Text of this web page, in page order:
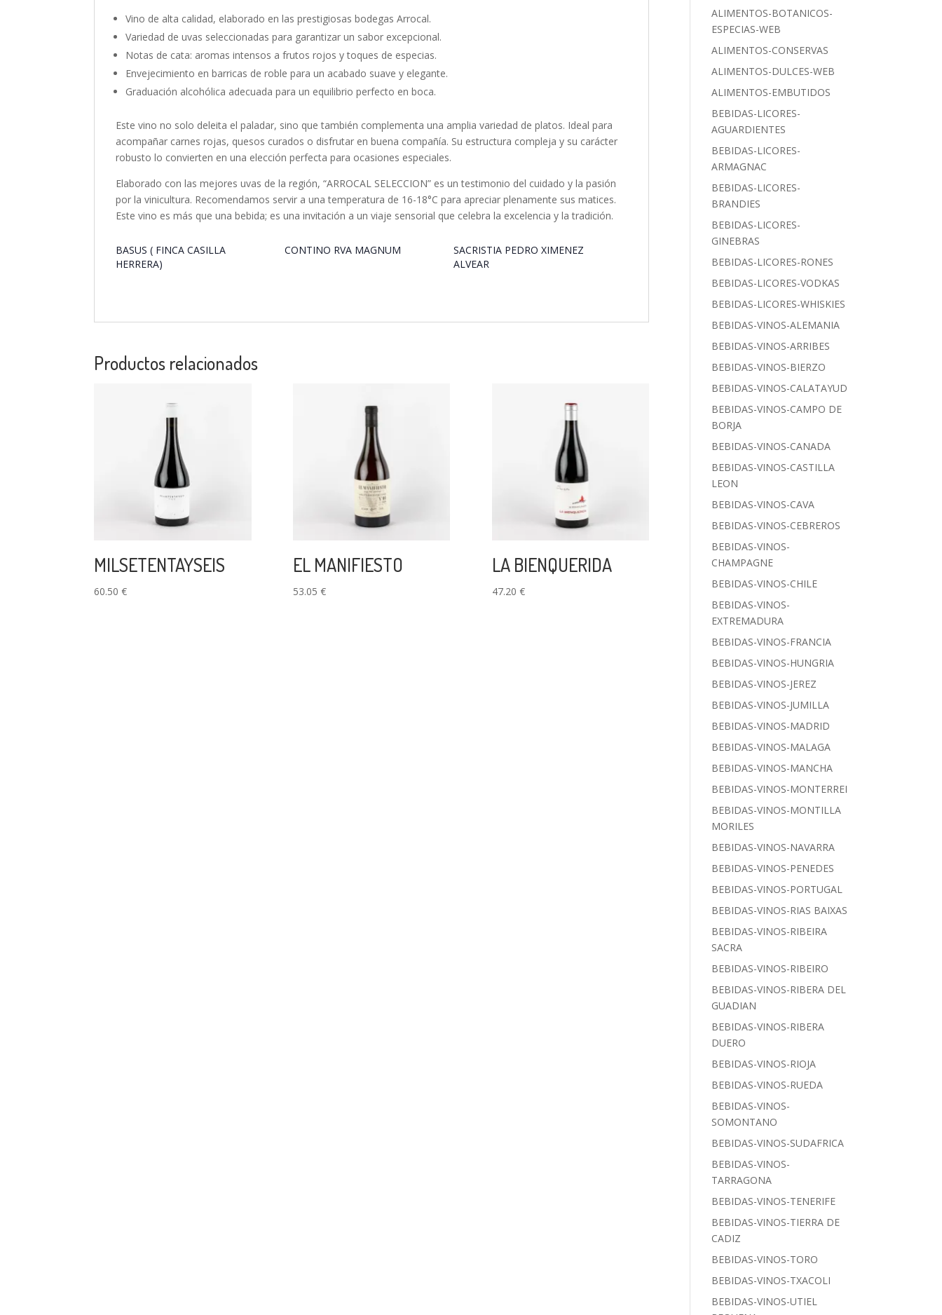
Vino de alta calidad, elaborado en las prestigiosas bodegas Arrocal.
Variedad de uvas seleccionadas para garantizar un sabor excepcional.
Notas de cata: aromas intensos a frutos rojos y toques de especias.
Envejecimiento en barricas de roble para un acabado suave y elegante.
Graduación alcohólica adecuada para un equilibrio perfecto en boca.
Este vino no solo deleita el paladar, sino que también complementa una amplia variedad de platos. Ideal para
acompañar carnes rojas, quesos curados o disfrutar en buena compañía. Su estructura compleja y su carácter
robusto lo convierten en una elección perfecta para ocasiones especiales.
Elaborado con las mejores uvas de la región, “ARROCAL SELECCION” es un testimonio del cuidado y la pasión
por la vinicultura. Recomendamos servir a una temperatura de 16-18°C para apreciar plenamente sus matices.
Este vino es más que una bebida; es una invitación a un viaje sensorial que celebra la excelencia y la tradición.
BASUS ( FINCA CASILLA
HERRERA)
CONTINO RVA MAGNUM
SACRISTIA PEDRO XIMENEZ
ALVEAR
Productos relacionados
MILSETENTAYSEIS
60.50€
EL MANIFIESTO
53.05 €
LA BIENQUERIDA
47.20 €
ALIMENTOS-BOTANICOS-
ESPECIAS-WEB
ALIMENTOS-CONSERVAS
ALIMENTOS-DULCES-WEB
ALIMENTOS-EMBUTIDOS
BEBIDAS-LICORES-
AGUARDIENTES
BEBIDAS-LICORES-
ARMAGNAC
BEBIDAS-LICORES-
BRANDIES
BEBIDAS-LICORES-
GINEBRAS
BEBIDAS-LICORES-RONES
BEBIDAS-LICORES-VODKAS
BEBIDAS-LICORES-WHISKIES
BEBIDAS-VINOS-ALEMANIA
BEBIDAS-VINOS-ARRIBES
BEBIDAS-VINOS-BIERZO
BEBIDAS-VINOS-CALATAYUD
BEBIDAS-VINOS-CAMPO DE
BORJA
BEBIDAS-VINOS-CANADA
BEBIDAS-VINOS-CASTILLA
LEON
BEBIDAS-VINOS-CAVA
BEBIDAS-VINOS-CEBREROS
BEBIDAS-VINOS-
CHAMPAGNE
BEBIDAS-VINOS-CHILE
BEBIDAS-VINOS-
EXTREMADURA
BEBIDAS-VINOS-FRANCIA
BEBIDAS-VINOS-HUNGRIA
BEBIDAS-VINOS-JEREZ
BEBIDAS-VINOS-JUMILLA
BEBIDAS-VINOS-MADRID
BEBIDAS-VINOS-MALAGA
BEBIDAS-VINOS-MANCHA
BEBIDAS-VINOS-MONTERREI
BEBIDAS-VINOS-MONTILLA
MORILES
BEBIDAS-VINOS-NAVARRA
BEBIDAS-VINOS-PENEDES
BEBIDAS-VINOS-PORTUGAL
BEBIDAS-VINOS-RIAS BAIXAS
BEBIDAS-VINOS-RIBEIRA
SACRA
BEBIDAS-VINOS-RIBEIRO
BEBIDAS-VINOS-RIBERA DEL
GUADIAN
BEBIDAS-VINOS-RIBERA
DUERO
BEBIDAS-VINOS-RIOJA
BEBIDAS-VINOS-RUEDA
BEBIDAS-VINOS-
SOMONTANO
BEBIDAS-VINOS-SUDAFRICA
BEBIDAS-VINOS-
TARRAGONA
BEBIDAS-VINOS-TENERIFE
BEBIDAS-VINOS-TIERRA DE
CADIZ
BEBIDAS-VINOS-TORO
BEBIDAS-VINOS-TXACOLI
BEBIDAS-VINOS-UTIEL